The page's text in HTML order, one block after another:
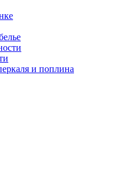
и поплина